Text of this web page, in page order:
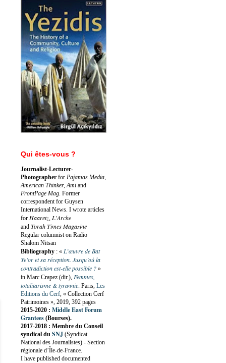
Qui êtes-vous ?
Journalist-Lecturer-
Photographer for Pajamas Media,
American Thinker, Ami and
FrontPage Mag. Former
correspondent for Guysen
International News. I wrote articles
for Haaretz, L'Arche
and Torah Times Magazine
Regular columnist on Radio
Shalom Nitsan
Bibliography : « L’œuvre de Bat
Ye’or et sa réception. Jusqu’où la
contradiction est-elle possible ? »
in Marc Crapez (dir.), Femmes,
totalitarisme & tyrannie. Paris, Les
Editions du Cerf, « Collection Cerf
Patrimoines », 2019, 392 pages
2015-2020 : Middle East Forum
Grantees (Bourses).
2017-2018 : Membre du Conseil
syndical du SNJ (Syndicat
National des Journalistes) - Section
régionale d’Île-de-France.
I have published documented